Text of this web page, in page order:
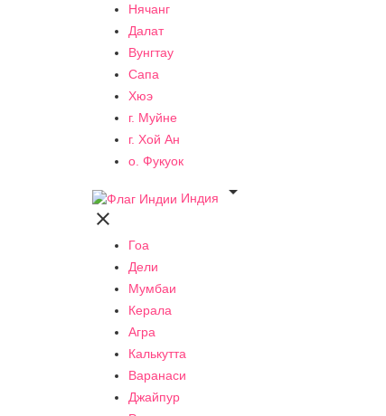
Нячанг
Далат
Вунгтау
Сапа
Хюэ
г. Муйне
г. Хой Ан
о. Фукуок
Индия


Гоа
Дели
Мумбаи
Керала
Агра
Калькутта
Варанаси
Джайпур